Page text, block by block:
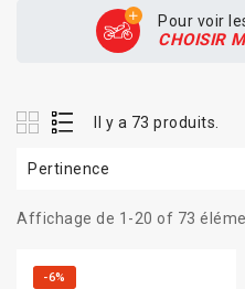
Pour voir
CHOISIR
Il y a 73 produits.
Pertinence
Affichage de 1-20 of 73
-6%